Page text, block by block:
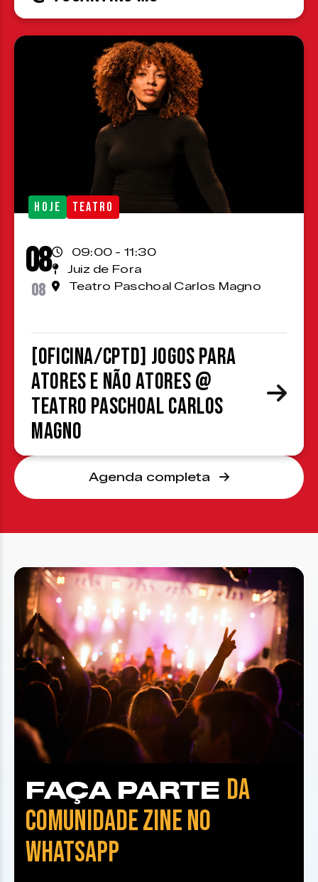
HOJE TEATRO
08
08
09:00 - 11:30
Juiz de Fora
Teatro Paschoal Carlos Magno
[OFICINA/CPTD] Jogos para
atores e não atores @
Teatro Paschoal Carlos
Magno
Agenda completa
FAÇA PARTE DA
COMUNIDADE ZINE NO
WHATSAPP